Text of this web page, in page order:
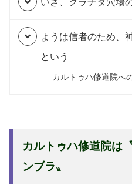
いざ、グラナダ穴場
ようは信者のため、
という
カルトゥハ修道院へ
カルトゥハ修道院は
ンブラ〟